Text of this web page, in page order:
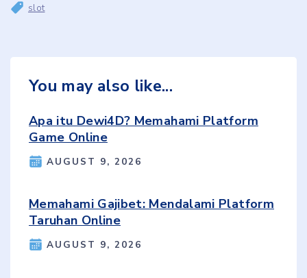
slot
You may also like...
Apa itu Dewi4D? Memahami Platform
Game Online
AUGUST 9, 2026
Memahami Gajibet: Mendalami Platform
Taruhan Online
AUGUST 9, 2026